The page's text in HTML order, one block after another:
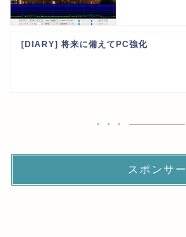
[DIARY] 将来に備えてPC強化
スポンサー